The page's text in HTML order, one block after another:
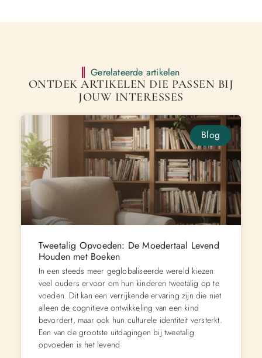
Gerelateerde artikelen
ONTDEK ARTIKELEN DIE PASSEN BIJ
JOUW INTERESSES
Blog
Tweetalig Opvoeden: De Moedertaal Levend
Houden met Boeken
In een steeds meer geglobaliseerde wereld kiezen
veel ouders ervoor om hun kinderen tweetalig op te
voeden. Dit kan een verrijkende ervaring zijn die niet
alleen de cognitieve ontwikkeling van een kind
bevordert, maar ook hun culturele identiteit versterkt.
Een van de grootste uitdagingen bij tweetalig
opvoeden is het levend